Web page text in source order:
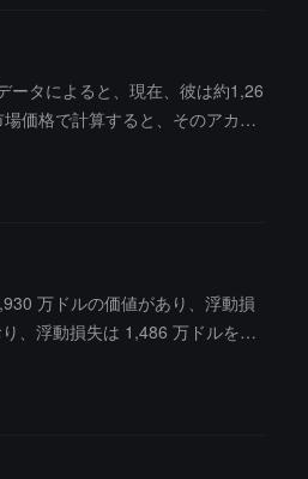
ータによると、現在、彼は約1,26
価格で計算すると、そのアカウ
万ドルの価値があり、浮動損
、浮動損失は 1,486 万ドルを超